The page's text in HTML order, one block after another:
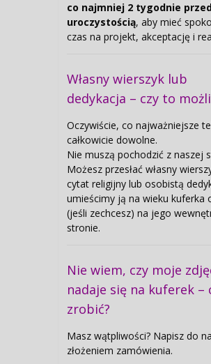
co najmniej 2 tygodnie
uroczystością, aby mieć
czas na projekt, akceptację i
Własny wierszyk lub
dedykacja – czy to
Oczywiście, co najważniejsze
całkowicie dowolne.
Nie muszą pochodzić z naszej
Możesz przesłać własny
cytat religijny lub osobistą
umieścimy ją na wieku kuferka
(jeśli zechcesz) na jego
stronie.
Nie wiem, czy moje
nadaje się na kuferek –
zrobić?
Masz wątpliwości? Napisz do
złożeniem zamówienia.